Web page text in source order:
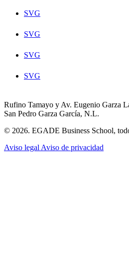
SVG
SVG
SVG
SVG
Rufino Tamayo y Av. Eugenio Garza
San Pedro Garza García, N.L.
© 2026. EGADE Business School,
Aviso legal Aviso de privacidad